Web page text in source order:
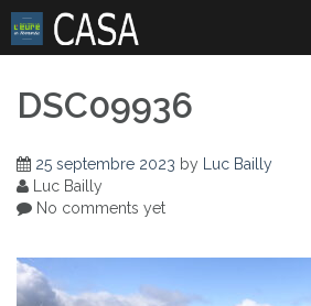
Skip
content
DSC09936
25 septembre 2023 by Luc Bailly
Luc Bailly
No comments yet